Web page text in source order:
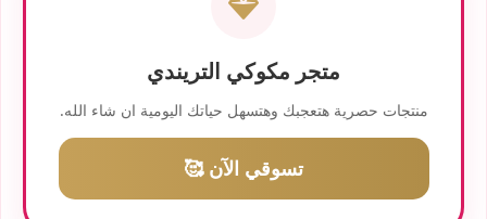
متجر مكوكي التريندي
منتجات حصرية هتعجبك وهتسهل حياتك اليومية ان شاء الله.
تسوقي الآن 🥰